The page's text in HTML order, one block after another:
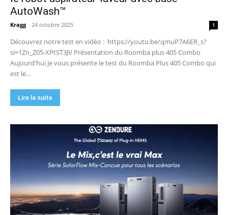
d'énergie compacte… elle m'a bluffé !
AutoWash™
Kragg - 24 octobre 2025 1
Découvrez notre test en vidéo : https://youtu.be/qmuP7A6ER_s?
si=1Zn_Z05-XPtST3JV Présentation du Roomba plus 405 Combo
Aujourd'hui je vous présente le test du Roomba Plus 405 Combo qui
est le...
Lire la suite